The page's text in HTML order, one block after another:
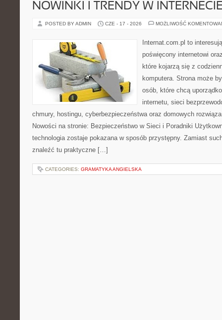
NOWINKI I TRENDY W
POSTED BY ADMIN CZE - 17 - 2026 MOŻLIWOŚĆ
Internat.com.pl to
poświęcony internetowi
które kojarzą się z
komputera. Strona może
osób, które chcą
internetu, sieci
chmury, hostingu, cyberbezpieczeństwa oraz domowych
Nowości na stronie: Bezpieczeństwo w Sieci i Poradniki
technologia zostaje pokazana w sposób przystępny. Zamiast
znaleźć tu praktyczne […]
CATEGORIES: GRAMATYKA ANGIELSKA